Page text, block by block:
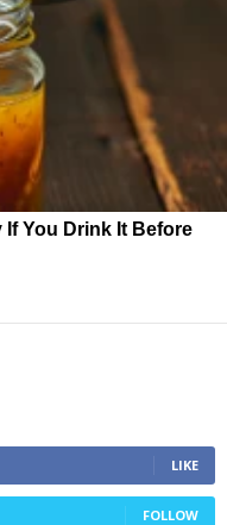
If You Drink It Before
LIKE
FOLLOW